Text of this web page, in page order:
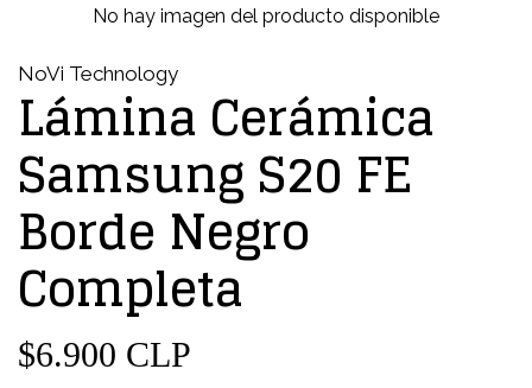
No hay imagen del producto disponible
NoVi Technology
Lámina Cerámica
Samsung S20 FE
Borde Negro
Completa
$6.900 CLP